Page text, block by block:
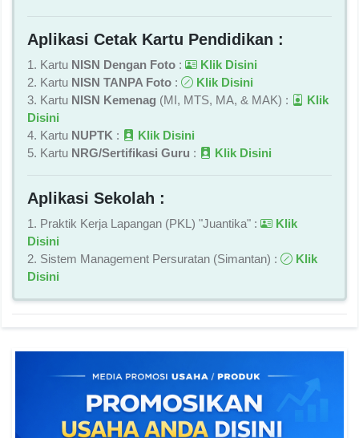
Aplikasi Cetak Kartu Pendidikan :
1. Kartu NISN Dengan Foto :
Klik Disini
2. Kartu NISN TANPA Foto :
Klik Disini
3. Kartu NISN Kemenag (MI, MTS, MA, & MAK) :
Klik
Disini
4. Kartu NUPTK :
Klik Disini
5. Kartu NRG/Sertifikasi Guru : Klik Disini
Aplikasi Sekolah :
1. Praktik Kerja Lapangan (PKL) "Juantika" :
Klik
Disini
2. Sistem Management Persuratan (Simantan) :
Klik
Disini